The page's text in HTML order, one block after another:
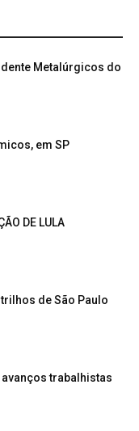
Metalúrgicos do
em SP
DE LULA
de São Paulo
trabalhistas